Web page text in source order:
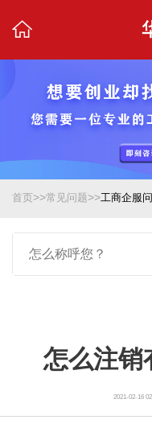
首页>>常见问题>>工商企服
怎么注销
2021-02-16